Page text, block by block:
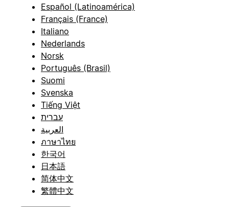
Español (Latinoamérica)
Français (France)
Italiano
Nederlands
Norsk
Português (Brasil)
Suomi
Svenska
Tiếng Việt
עברית
العربية
ภาษาไทย
한국어
日本語
简体中文
繁體中文